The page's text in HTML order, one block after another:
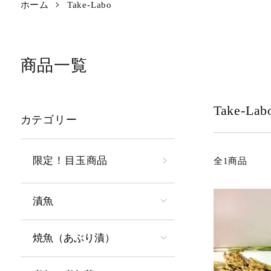
ホーム Take-Labo
商品一覧
Take-
全1商品
カテゴリー
限定！目玉商品
漬魚
焼魚（あぶり漬）